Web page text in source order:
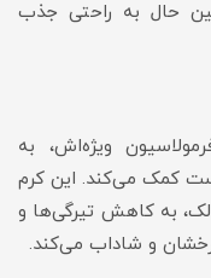
حال به راحتی جذب
ویژه‌اش، به
کمک می‌کند. این کرم
به کاهش تیرگی‌ها و
و شاداب می‌کند.